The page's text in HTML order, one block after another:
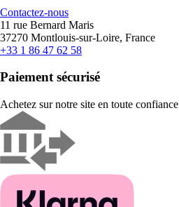
Contactez-nous
11 rue Bernard Maris
37270 Montlouis-sur-Loire, France
+33 1 86 47 62 58
Paiement sécurisé
Achetez sur notre site en toute confiance